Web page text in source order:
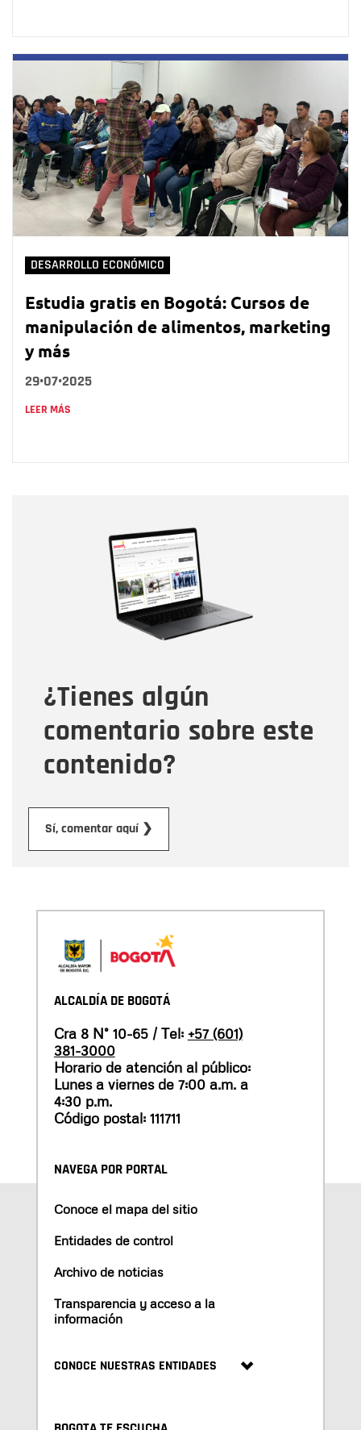
DESARROLLO ECONÓMICO
Estudia gratis en Bogotá: Cursos de
manipulación de alimentos, marketing
y más
29•07•2025
LEER MÁS
¿Tienes algún
comentario sobre este
contenido?
Sí, comentar aquí ❯
Correo electrónico
Tipo de comentario
Mensaje
ALCALDÍA DE BOGOTÁ
Cra 8 N° 10-65 / Tel: +57 (601)
381-3000
Horario de atención al público:
Lunes a viernes de 7:00 a.m. a
4:30 p.m.
Código postal: 111711
NAVEGA POR PORTAL
Conoce el mapa del sitio
Entidades de control
Archivo de noticias
Transparencia y acceso a la
información
CONOCE NUESTRAS ENTIDADES